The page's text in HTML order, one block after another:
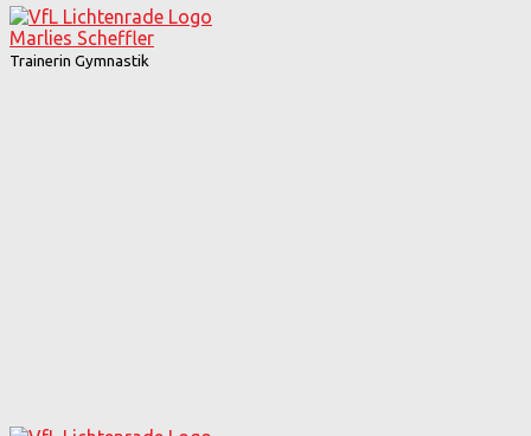
Marlies Scheffler
Trainerin Gymnastik